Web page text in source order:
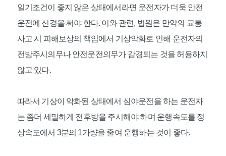
일기조건이 좋지 않은 상태에서라면 운전자가 더욱 안전
운전에 신경을 써야 한다. 이와 관련, 법원은 만약의 교통
사고 시 피해보상의 책임에서 기상악화로 인해 운전자의
전방주시의무나 안전운전의무가 감경되는 것을 허용하지
않고 있다.
따라서 기상이 악화된 상태에서 심야운전을 하는 운전자
는 좀더 세밀하게 전후방을 주시해야 하며 운행속도를 정
상속도에서 3분의 1가량을 줄여 운행하는 것이 좋다.